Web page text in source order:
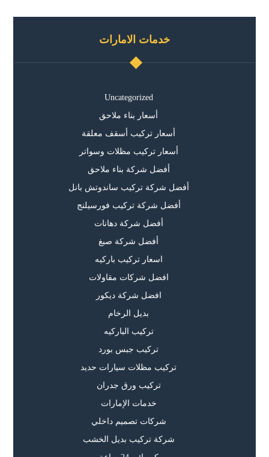
خدمات الامارات
Uncategorized
أسعار بناء ملاحق
أسعار تركيب أسقف معلقة
أسعار تركيب مظلات وسواتر
أفضل شركة بناء ملاحق
أفضل شركة تركيب ساندوتش بانل
أفضل شركة تركيب فورسيلنج
أفضل شركة دهانات
أفضل شركة صبغ
اسعار تركيب باركيه
افضل شركات مقاولات
افضل شركة ديكور
بديل الرخام
تركيب الباركيه
تركيب جبس بورد
تركيب مظلات سيارات حديد
تركيب ورق جدران
خدمات الإمارات
شركات تصميم داخلي
شركة تركيب بديل الخشب